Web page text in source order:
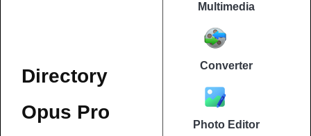
Directory
Opus Pro
Multimedia
Converter
Photo Editor